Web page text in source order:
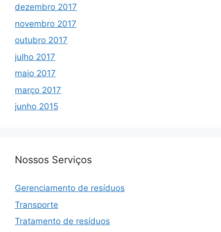
dezembro 2017
novembro 2017
outubro 2017
julho 2017
maio 2017
março 2017
junho 2015
Nossos Serviços
Gerenciamento de resíduos
Transporte
Tratamento de resíduos